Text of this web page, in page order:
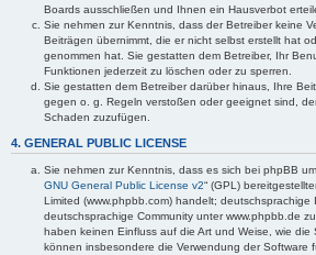
Boards ausschließen und Ihnen ein Hausverbot
Sie nehmen zur Kenntnis, dass der Betreiber keine
Beiträgen übernimmt, die er nicht selbst erstellt hat
genommen hat. Sie gestatten dem Betreiber, Ihr
Funktionen jederzeit zu löschen oder zu sperren.
Sie gestatten dem Betreiber darüber hinaus, Ihre
gegen o. g. Regeln verstoßen oder geeignet sind,
Schaden zuzufügen.
4. GENERAL PUBLIC LICENSE
Sie nehmen zur Kenntnis, dass es sich bei phpBB um
GNU General Public License v2“ (GPL)
Limited (www.phpbb.com) handelt;
deutschsprachige Community unter www.phpbb.de
haben keinen Einfluss auf die Art und Weise, wie die
können insbesondere die Verwendung der Software